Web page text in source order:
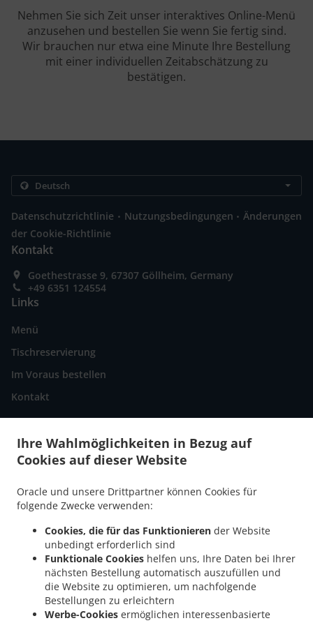
Ihre Wahlmöglichkeiten in Bezug auf
Cookies auf dieser Website
Oracle und unsere Drittpartner können Cookies für
folgende Zwecke verwenden:
Cookies, die für das Funktionieren der Website
unbedingt erforderlich sind
Funktionale Cookies helfen uns, Ihre Daten bei Ihrer
nächsten Bestellung automatisch auszufüllen und
die Website zu optimieren, um nachfolgende
Bestellungen zu erleichtern
Werbe-Cookies ermöglichen interessenbasierte
Nehmen Sie sich Zeit unser interaktives Online-Menü
anzusehen und bestellen Sie wenn Sie fertig sind.
Wir brauchen nur etwa eine Minute Ihre Bestellung
mit einer individuellen Zeitabschätzung zu
bestätigen.
Datenschutzrichtlinie . Nutzungsbedingungen . Änderungen
der Cookie-Richtlinie
Kontakt
Goethestrasse 9, 67307 Göllheim, Germany
+49 6351 124554
Links
Menü
Tischreservierung
Im Voraus bestellen
Kontakt
AKZEPTIERTE ZAHLUNGSMETHODEN
Pizza Lieferservice Göllheim Industriepark Nord
Pizza Lieferservice Göllheim . Pizza Lieferservice Kerzenheim Rosenthal
Pizza Lieferservice Kerzenheim
. Pizza Lieferservice Eisenberg (Pfalz)
Lieferservice Dreisen Industriepark Nord
. Pizza Lieferservice Dreisen
Lieferservice Marnheim Industriepark Nord
. Pizza Lieferservice Marnheim